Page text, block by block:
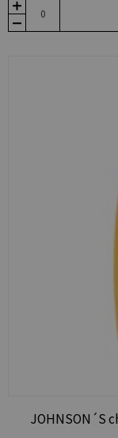
JOHNSON´S